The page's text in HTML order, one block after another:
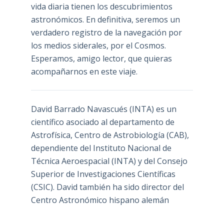
vida diaria tienen los descubrimientos
astronómicos. En definitiva, seremos un
verdadero registro de la navegación por
los medios siderales, por el Cosmos.
Esperamos, amigo lector, que quieras
acompañarnos en este viaje.
David Barrado Navascués (INTA) es un
científico asociado al departamento de
Astrofísica, Centro de Astrobiología (CAB),
dependiente del Instituto Nacional de
Técnica Aeroespacial (INTA) y del Consejo
Superior de Investigaciones Científicas
(CSIC). David también ha sido director del
Centro Astronómico hispano alemán